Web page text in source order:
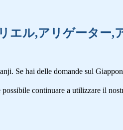
エル,アリゲーター,
Se hai delle domande sul
continuare a utilizzare il